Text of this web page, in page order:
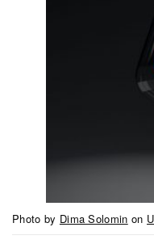
Photo by Dima Solomin on